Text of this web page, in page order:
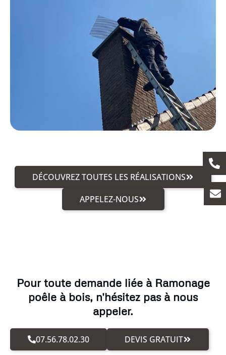
DÉCOUVREZ TOUTES LES RÉALISATIONS
APPELEZ-NOUS
Pour toute demande liée à Ramonage
poêle à bois, n'hésitez pas à nous
appeler.
07.56.78.02.30 DEVIS GRATUIT